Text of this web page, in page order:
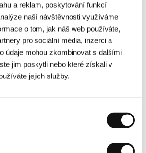
a reklam, poskytování funkcí
naší návštěvnosti využíváme
o tom, jak náš web používáte,
pro sociální média, inzerci a
údaje mohou zkombinovat s dalšími
jim poskytli nebo které získali v
jejich služby.
narodila v Moskvě, vyrostla v
kulturní antropologii. Ve
začínala už v 16 letech, kdy
pro Marcella
roce 2007 spoluzaložila
International, se kterou
než 25 filmů (např.
Easy Riders Films
). Nedávno si otevřela vlastní
společnost Sento Films,